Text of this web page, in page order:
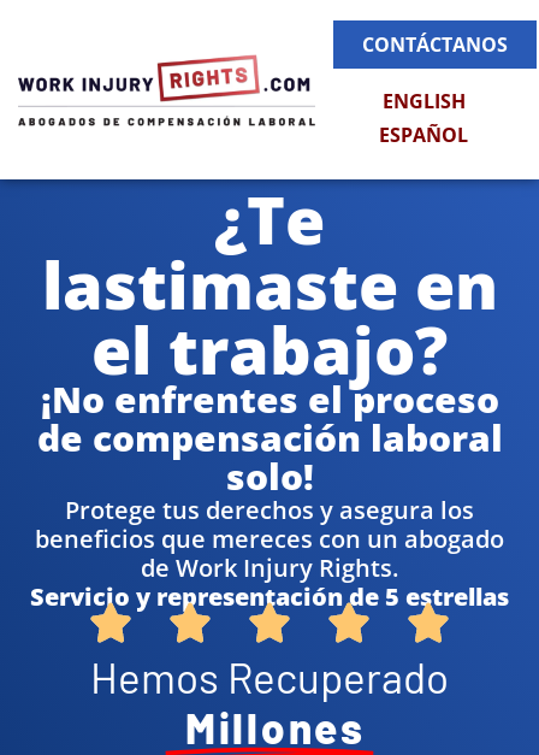
CONTÁCTANOS
ENGLISH
ESPAÑOL
¿Te
lastimaste en
el trabajo?
¡No enfrentes el proceso
de compensación laboral
solo!
Protege tus derechos y asegura los
beneficios que mereces con un abogado
de Work Injury Rights.
Servicio y representación de 5 estrellas
Hemos Recuperado
Millones